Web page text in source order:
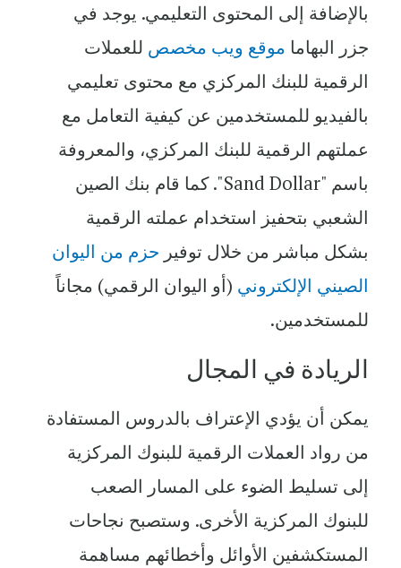
بالإضافة إلى المحتوى التعليمي. يوجد في
جزر البهاماموقع ويب مخصصللعملات
الرقمية للبنك المركزي مع محتوى تعليمي
بالفيديو للمستخدمين عن كيفية التعامل مع
عملتهم الرقمية للبنك المركزي، والمعروفة
باسم "Sand Dollar". كما قام بنك الصين
الشعبي بتحفيز استخدام عملته الرقمية
بشكل مباشر من خلال توفيرحزم من اليوان
الصيني الإلكتروني(أو اليوان الرقمي) مجاناً
للمستخدمين.
الريادة في المجال
يمكن أن يؤدي الإعتراف بالدروس المستفادة
من رواد العملات الرقمية للبنوك المركزية
إلى تسليط الضوء على المسار الصعب
للبنوك المركزية الأخرى. وستصبح نجاحات
المستكشفين الأوائل وأخطائهم مساهمة